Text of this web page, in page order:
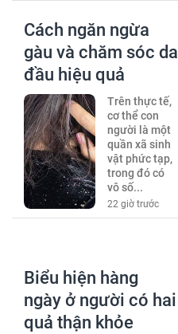
Cách ngăn ngừa
gàu và chăm sóc da
đầu hiệu quả
Trên thực tế,
cơ thể con
người là một
quần xã sinh
vật phức tạp,
trong đó có
vô số...
22 giờ trước
Biểu hiện hàng
ngày ở người có hai
quả thận khỏe